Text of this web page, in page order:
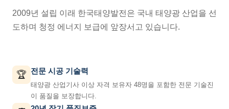
2009년 설립 이래 한국태양발전은 국내 태양광 산업을 선
도하며 청정 에너지 보급에 앞장서고 있습니다.
🏆 전문 시공 기술력
태양광 산업기사 이상 자격 보유자 48명을 포함한 전문 기술진
이 품질을 보장합니다.